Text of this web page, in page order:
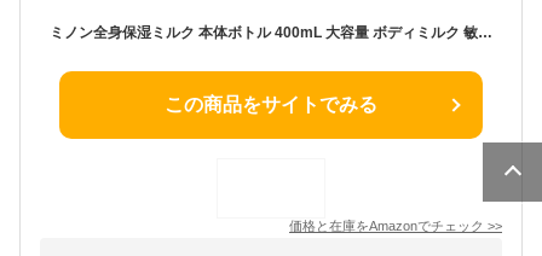
ミノン全身保湿ミルク 本体ボトル 400mL 大容量 ボディミルク 敏感肌 肌あれ防止 保湿 乾燥対策 弱酸性 低刺激性 【医薬部外品】
この商品をサイトでみる
価格と在庫をAmazonでチェック >>